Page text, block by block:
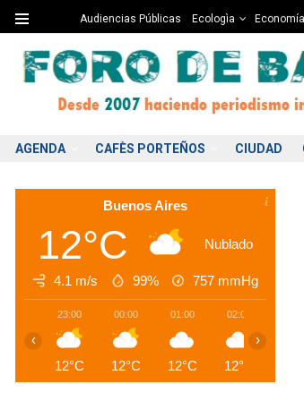
Audiencias Públicas Ecologìa
AGENDA CAFÈS PORTEÑOS CIUDAD
Buenos Aires
12°C Nublado
4.1 m/s 99% 757 mmHg
23:00
12°C
00:00
12°C
01:00
12°C
02:00
12°C
‹ ›